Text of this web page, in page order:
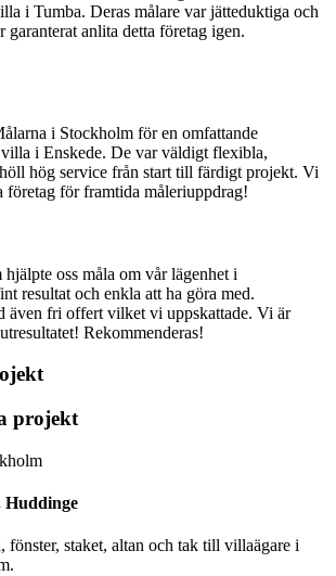
i Tumba. Deras målare var jätteduktiga och
anlita detta företag igen.
i Stockholm för en omfattande
i Enskede. De var väldigt flexibla,
hög service från start till färdigt projekt. Vi
företag för framtida måleriuppdrag!
oss måla om vår lägenhet i
resultat och enkla att ha göra med.
även fri offert vilket vi uppskattade. Vi är
Rekommenderas!
projekt
Huddinge
fönster, staket, altan och tak till villaägare i